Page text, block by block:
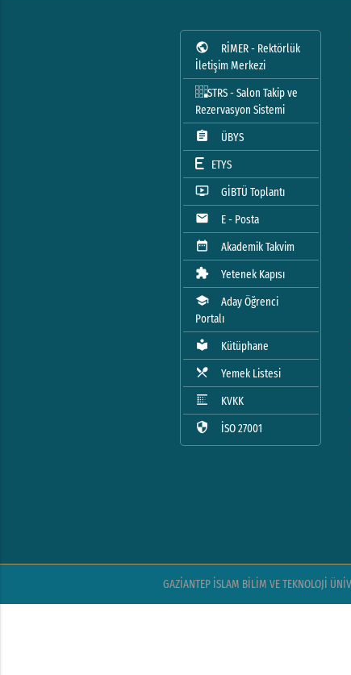
public
RİMER - Rektörlük
İletişim Merkezi
STRS - Salon Takip ve
Rezervasyon Sistemi
assignment
ÜBYS
ETYS
ondemand_video
GİBTÜ Toplantı
mail
E - Posta
date_range
Akademik Takvim
extension
Yetenek Kapısı
school
Aday Öğrenci
Portalı
local_library
Kütüphane
local_dining
Yemek Listesi
blur_linear
KVKK
security
İSO 27001
GAZİANTEP İSLAM BİLİM VE TEKNOLOJİ